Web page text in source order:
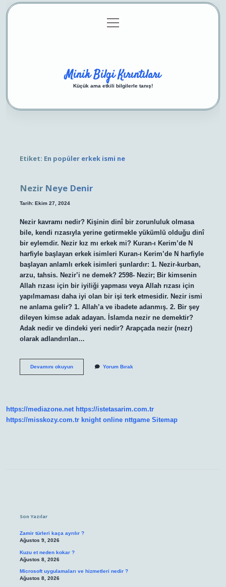
Gizlilik Politikası
menüyü
aç
Minik Bilgi Kırıntıları
Küçük ama etkili bilgilerle tanış!
Etiket: En popüler erkek ismi ne
Nezir Neye Denir
Tarih: Ekim 27, 2024
Nezir kavramı nedir? Kişinin dinî bir zorunluluk olmasa
bile, kendi rızasıyla yerine getirmekle yükümlü olduğu dinî
bir eylemdir. Nezir kız mı erkek mi? Kuran-ı Kerim’de N
harfiyle başlayan erkek isimleri Kuran-ı Kerim’de N harfiyle
başlayan anlamlı erkek isimleri şunlardır: 1. Nezir-kurban,
arzu, tahsis. Nezir’i ne demek? 2598- Nezir; Bir kimsenin
Allah rızası için bir iyiliği yapması veya Allah rızası için
yapılmaması daha iyi olan bir işi terk etmesidir. Nezir ismi
ne anlama gelir? 1. Allah’a ve ibadete adanmış. 2. Bir şey
dileyen kimse adak adayan. İslamda nezir ne demektir?
Adak nedir ve dindeki yeri nedir? Arapçada nezir (nezr)
olarak adlandırılan…
Devamını okuyunNezir
Yorum Bırak
https://mediazone.net https://istetasarim.com.tr
https://misskozy.com.tr knight online nttgame Sitemap
Son Yazılar
Zamir türleri kaça ayrılır ?
Ağustos 9, 2026
Kuzu et neden kokar ?
Ağustos 8, 2026
Microsoft uygulamaları ve hizmetleri nedir ?
Ağustos 8, 2026